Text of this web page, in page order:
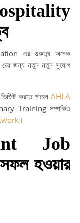
এর গুরুত্ব অনেক
জন্য নতুন নতুন সুযোগ
করতে পারেন AHLA
Training সম্পর্কিত
।
Job
হওয়ার